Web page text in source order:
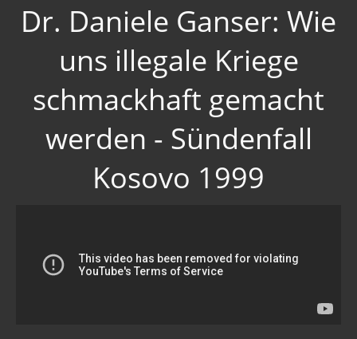
Dr. Daniele Ganser: Wie
uns illegale Kriege
schmackhaft gemacht
werden - Sündenfall
Kosovo 1999